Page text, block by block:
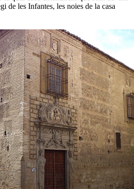
de les Infantes, les noies de la casa